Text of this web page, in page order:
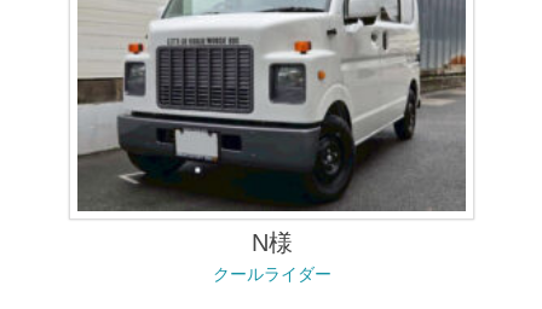
N様
クールライダー